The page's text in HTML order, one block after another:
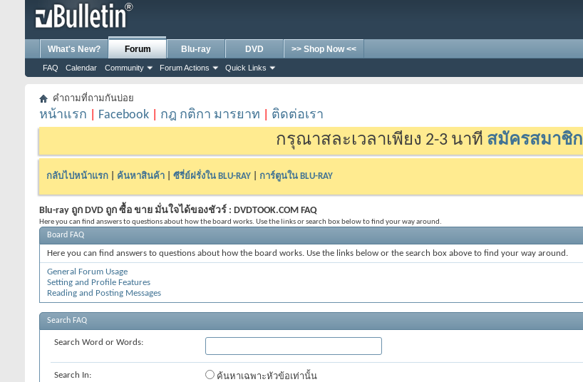
What's New? Forum
FAQ Calendar Community Forum Actions Quick Links
Blu-ray DVD >> Shop Now <<
คำถามที่ถามกันบ่อย
หน้าแรก Facebook กฎ กติกา มารยาท ติดต่อเรา
กรุณาสละเวลาเพียง 2-3 นาที สมัครสมาชิก
กลับไปหน้าแรก ค้นหาสินค้า ซีรี่ย์ฝรั่งใน BLU-RAY การ์ตูนใน BLU-RAY
Blu-ray ถูก DVD ถูก ซื้อ ขาย มั่นใจได้ของชัวร์ : DVDTOOK.COM FAQ
Here you can find answers to questions about how the board works. Use the links or search box below to find your way around.
Board FAQ
Here you can find answers to questions about how the board works. Use the links below or the search box above to find your way around.
General Forum Usage
Setting and Profile Features
Reading and Posting Messages
Search FAQ
Search Word or Words:
Search In:
ค้นหาเฉพาะหัวข้อเท่านั้น